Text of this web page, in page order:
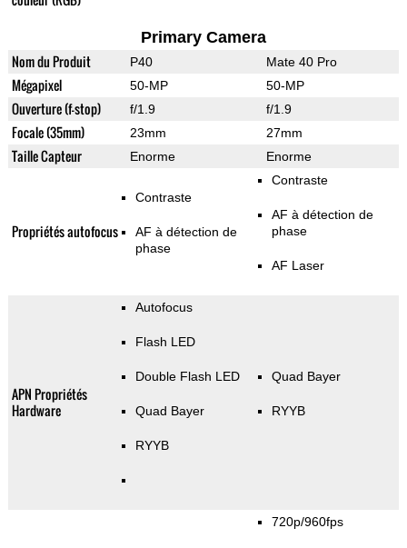
Primary Camera
Nom du Produit P40 Mate 40 Pro
Mégapixel 50-MP 50-MP
Ouverture (f-stop) f/1.9 f/1.9
Focale (35mm) 23mm 27mm
Taille Capteur Enorme Enorme
Propriétés autofocus
Contraste
AF à détection de
phase
Contraste
AF à détection de
phase
AF Laser
APN Propriétés
Hardware
Autofocus
Flash LED
Double Flash LED
Quad Bayer
RYYB
Quad Bayer
RYYB
720p/960fps